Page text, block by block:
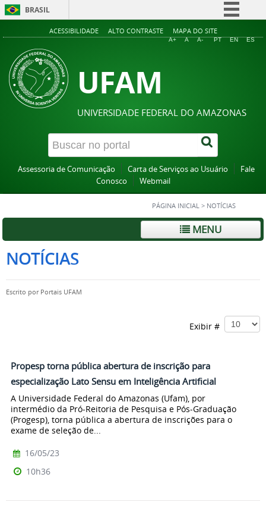
BRASIL
Simplifique!
Acesso à informação
ACESSIBILIDADE ALTO CONTRASTE MAPA DO SITE
A+ A A- PT EN ES
UFAM
UNIVERSIDADE FEDERAL DO AMAZONAS
Assessoria de Comunicação Carta de Serviços ao Usuário
Fale
Conosco
Webmail
PÁGINA INICIAL > NOTÍCIAS
MENU
NOTÍCIAS
Escrito por Portais UFAM
Exibir #
Propesp torna pública abertura de inscrição para
especialização Lato Sensu em Inteligência Artificial
A Universidade Federal do Amazonas (Ufam), por
intermédio da Pró-Reitoria de Pesquisa e Pós-Graduação
(Progesp), torna pública a abertura de inscrições para o
exame de seleção de...
16/05/23
10h36